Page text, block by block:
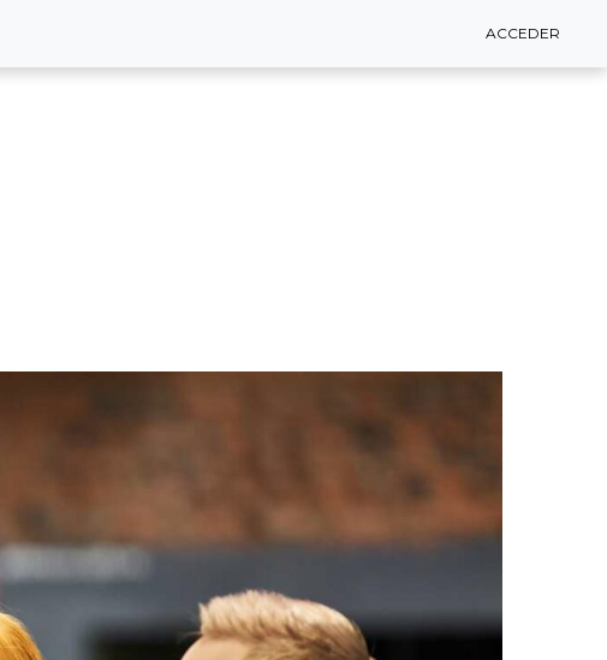
ACCEDER
ACCEDER